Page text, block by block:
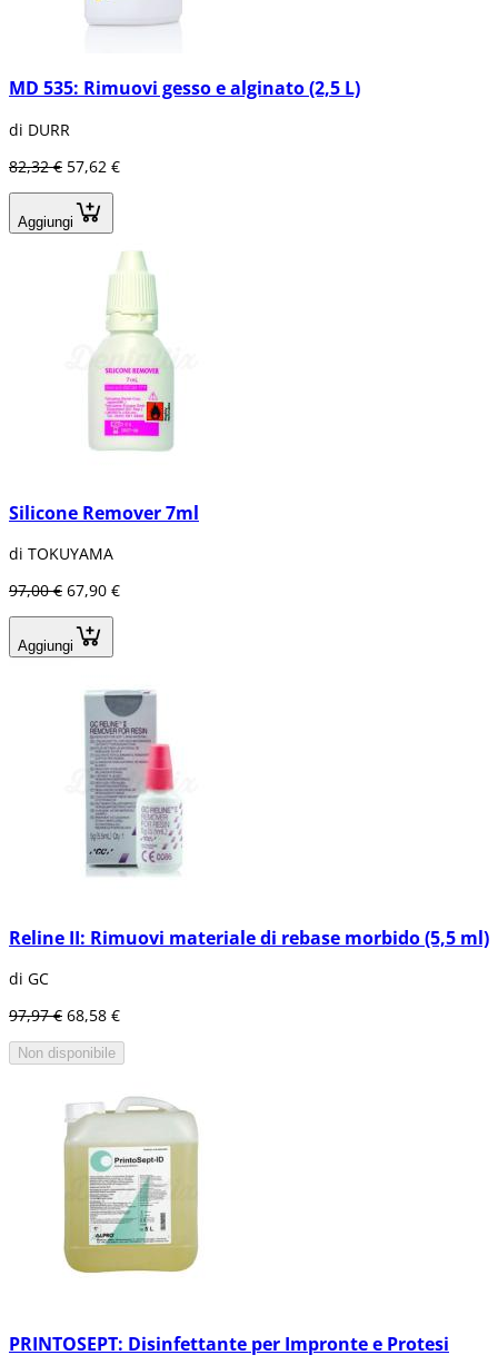
MD 535: Rimuovi gesso e alginato (2,5 L)
di DURR
82,32 € 57,62 €
Aggiungi
Silicone Remover 7ml
di TOKUYAMA
97,00 € 67,90 €
Aggiungi
Reline II: Rimuovi materiale di rebase morbido (5,5 ml)
di GC
97,97 € 68,58 €
Non disponibile
PRINTOSEPT: Disinfettante per Impronte e Protesi